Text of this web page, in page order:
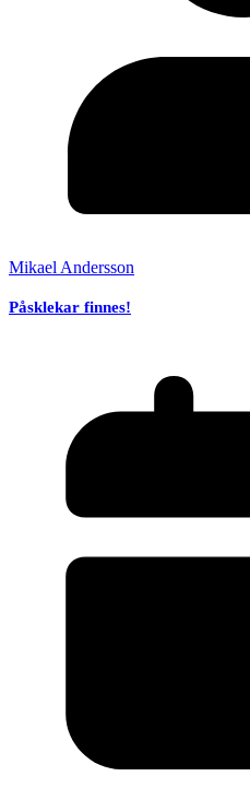
Mikael Andersson
Påsklekar finnes!